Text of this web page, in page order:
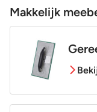
Makkelijk